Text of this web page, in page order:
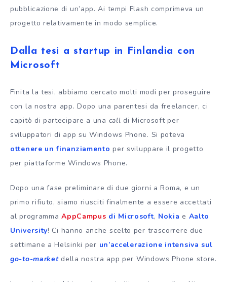
pubblicazione di un’app. Ai tempi Flash comprimeva un
progetto relativamente in modo semplice.
Dalla tesi a startup in Finlandia con
Microsoft
Finita la tesi, abbiamo cercato molti modi per proseguire
con la nostra app. Dopo una parentesi da freelancer, ci
capitò di partecipare a una call di Microsoft per
sviluppatori di app su Windows Phone. Si poteva
ottenere un finanziamento per sviluppare il progetto
per piattaforme Windows Phone.
Dopo una fase preliminare di due giorni a Roma, e un
primo rifiuto, siamo riusciti finalmente a essere accettati
al programmaAppCampus di Microsoft, Nokia e Aalto
University! Ci hanno anche scelto per trascorrere due
settimane a Helsinki per un’accelerazione intensiva sul
go-to-marketdella nostra app per Windows Phone store.